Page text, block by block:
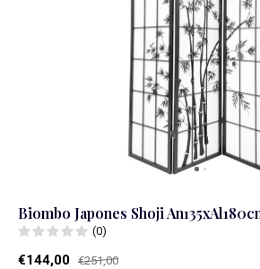
Biombo Japones Shoji
(0)
€144,00 €251,00